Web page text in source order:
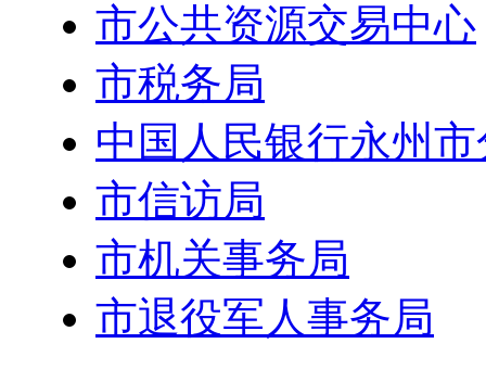
市公共资源交易中心
市税务局
中国人民银行永州
市信访局
市机关事务局
市退役军人事务局